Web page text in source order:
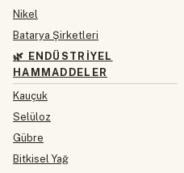
Nikel
Batarya Şirketleri
🌿 ENDÜSTRIYEL
HAMMADDELER
Kauçuk
Selüloz
Gübre
Bitkisel Yağ